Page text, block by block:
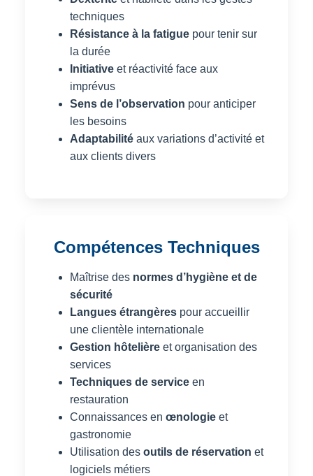
techniques
Résistance à la fatigue pour tenir sur
la durée
Initiative et réactivité face aux
imprévus
Sens de l’observation pour anticiper
les besoins
Adaptabilité aux variations d’activité et
aux clients divers
Compétences Techniques
Maîtrise des normes d’hygiène et de
sécurité
Langues étrangères pour accueillir
une clientèle internationale
Gestion hôtelière et organisation des
services
Techniques de service en
restauration
Connaissances en œnologie et
gastronomie
Utilisation des outils de réservation et
logiciels métiers